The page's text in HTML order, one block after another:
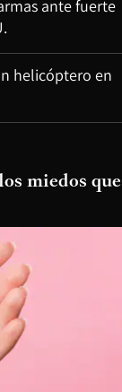
ante fuerte
helicóptero en
miedos que